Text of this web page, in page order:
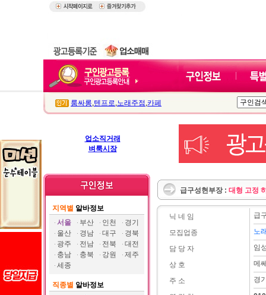
룸싸롱,텐프로,노래주점 ,카페
업소직거래
벼룩시장
지역별 알바정보
서울
부산 인천
경기
울산
경남 대구
경북
광주
전남 전북
대전
충남
충북 강원
제주
세종
직종별 알바정보
급구성현부장 : 대형 고정
닉 네 임
모집업종
담 당 자
상 호
주 소
급
노
임
메
경